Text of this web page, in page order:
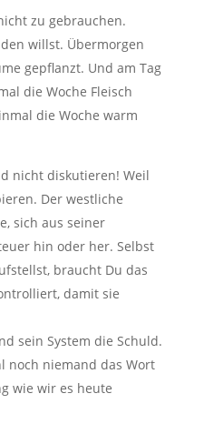
zu gebrauchen.
willst. Übermorgen
gepflanzt. Und am Tag
die Woche Fleisch
die Woche warm
nicht diskutieren! Weil
Der westliche
sich aus seiner
hin oder her. Selbst
braucht Du das
damit sie
sein System die Schuld.
noch niemand das Wort
wie wir es heute